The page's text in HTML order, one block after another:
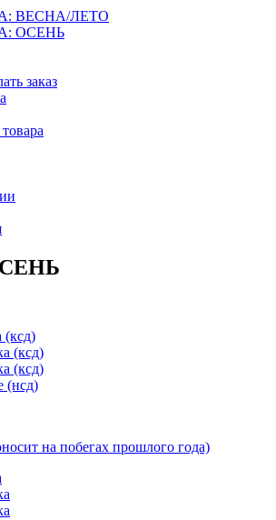
ВЕСНА/ЛЕТО
ОСЕНЬ
заказ
(ксд)
(ксд)
(ксд)
(нсд)
на побегах прошлого года)